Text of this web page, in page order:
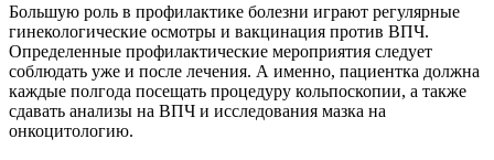
Большую роль в профилактике болезни играют регулярные
гинекологические осмотры и вакцинация против ВПЧ.
Определенные профилактические мероприятия следует
соблюдать уже и после лечения. А именно, пациентка должна
каждые полгода посещать процедуру кольпоскопии, а также
сдавать анализы на ВПЧ и исследования мазка на
онкоцитологию.